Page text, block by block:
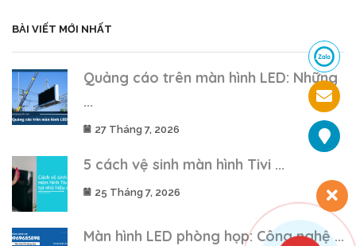
BÀI VIẾT MỚI NHẤT
Quảng cáo trên màn hình LED: Những
...
27 Tháng 7, 2026
5 cách vệ sinh màn hình Tivi ...
25 Tháng 7, 2026
Màn hình LED phòng họp: Công nghệ ...